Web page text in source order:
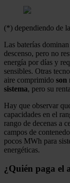
(*) dependiendo de
Las baterías
descenso, pero no
energía por días y
sensibles. Otras
aire comprimido son
sistema, pero su
Hay que observar
capacidades en el
rango de decenas a
campos de
pocos MWh para
energéticas.
¿Quién paga el